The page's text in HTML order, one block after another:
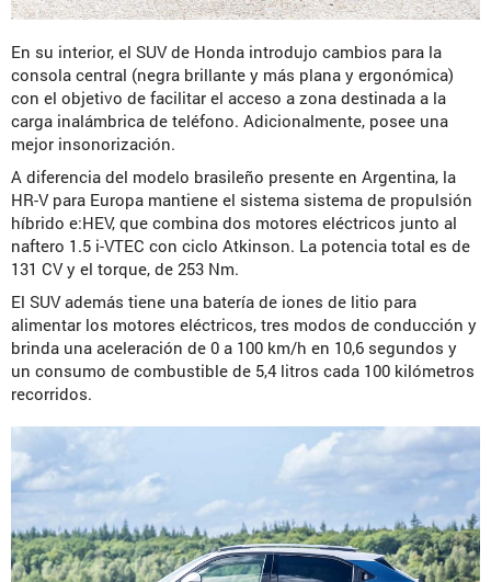
En su interior, el SUV de Honda introdujo cambios para la
consola central (negra brillante y más plana y ergonómica)
con el objetivo de facilitar el acceso a zona destinada a la
carga inalámbrica de teléfono. Adicionalmente, posee una
mejor insonorización.
A diferencia del modelo brasileño presente en Argentina, la
HR-V para Europa mantiene el sistema sistema de propulsión
híbrido e:HEV, que combina dos motores eléctricos junto al
naftero 1.5 i-VTEC con ciclo Atkinson. La potencia total es de
131 CV y el torque, de 253 Nm.
El SUV además tiene una batería de iones de litio para
alimentar los motores eléctricos, tres modos de conducción y
brinda una aceleración de 0 a 100 km/h en 10,6 segundos y
un consumo de combustible de 5,4 litros cada 100 kilómetros
recorridos.